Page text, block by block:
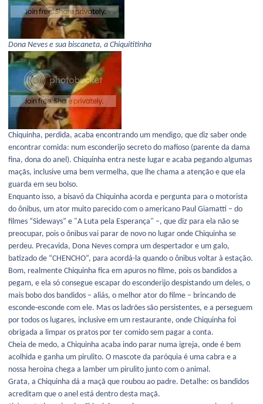
Dona Neves e sua biscaneta, a Chiquititinha
Chiquinha, perdida, acaba encontrando um mendigo, que diz saber onde
encontrar comida: num esconderijo secreto do mafioso (parente da dama
fina, dona do anel). Chiquinha entra neste lugar e acaba pegando algumas
maçãs, inclusive uma bem vermelha, que lhe chama a atenção e que ela
guarda em seu bolso.
Enquanto isso, a bisavó da Chiquinha acorda e pergunta para o motorista
do ônibus, um ator muito parecido com o americano Paul Giamatti – do
filmes “Sideways” e "A Luta pela Esperança" –, que diz para ela não se
preocupar, pois o ônibus vai parar de novo no lugar onde Chiquinha se
perdeu. Precavida, Dona Neves compra um despertador e um galo,
batizado de “CHENCHO”, para acordá-la quando o ônibus voltar à estação.
Bom, realmente Chiquinha fica em apuros no filme, pois os bandidos a
pegam, e ela só consegue escapar do esconderijo despistando um deles, o
mais bobo dos bandidos – aliás, o melhor ator do filme – brincando de
esconde-esconde com ele. Mas os ladrões são persistentes, e a perseguem
por todos os lugares, inclusive em um restaurante, onde Chiquinha foi
obrigada a limpar os pratos por ter comido sem pagar a conta.
Cheia de medo, a Chiquinha acaba indo parar numa igreja, onde é bem
acolhida e ganha um pirulito. O mascote da paróquia é uma cabra e a
nossa heroína chega a lamber um pirulito junto com o animal.
Grata, a Chiquinha dá a maçã que roubou ao padre. Detalhe: os bandidos
acreditam que o anel está dentro desta maçã.